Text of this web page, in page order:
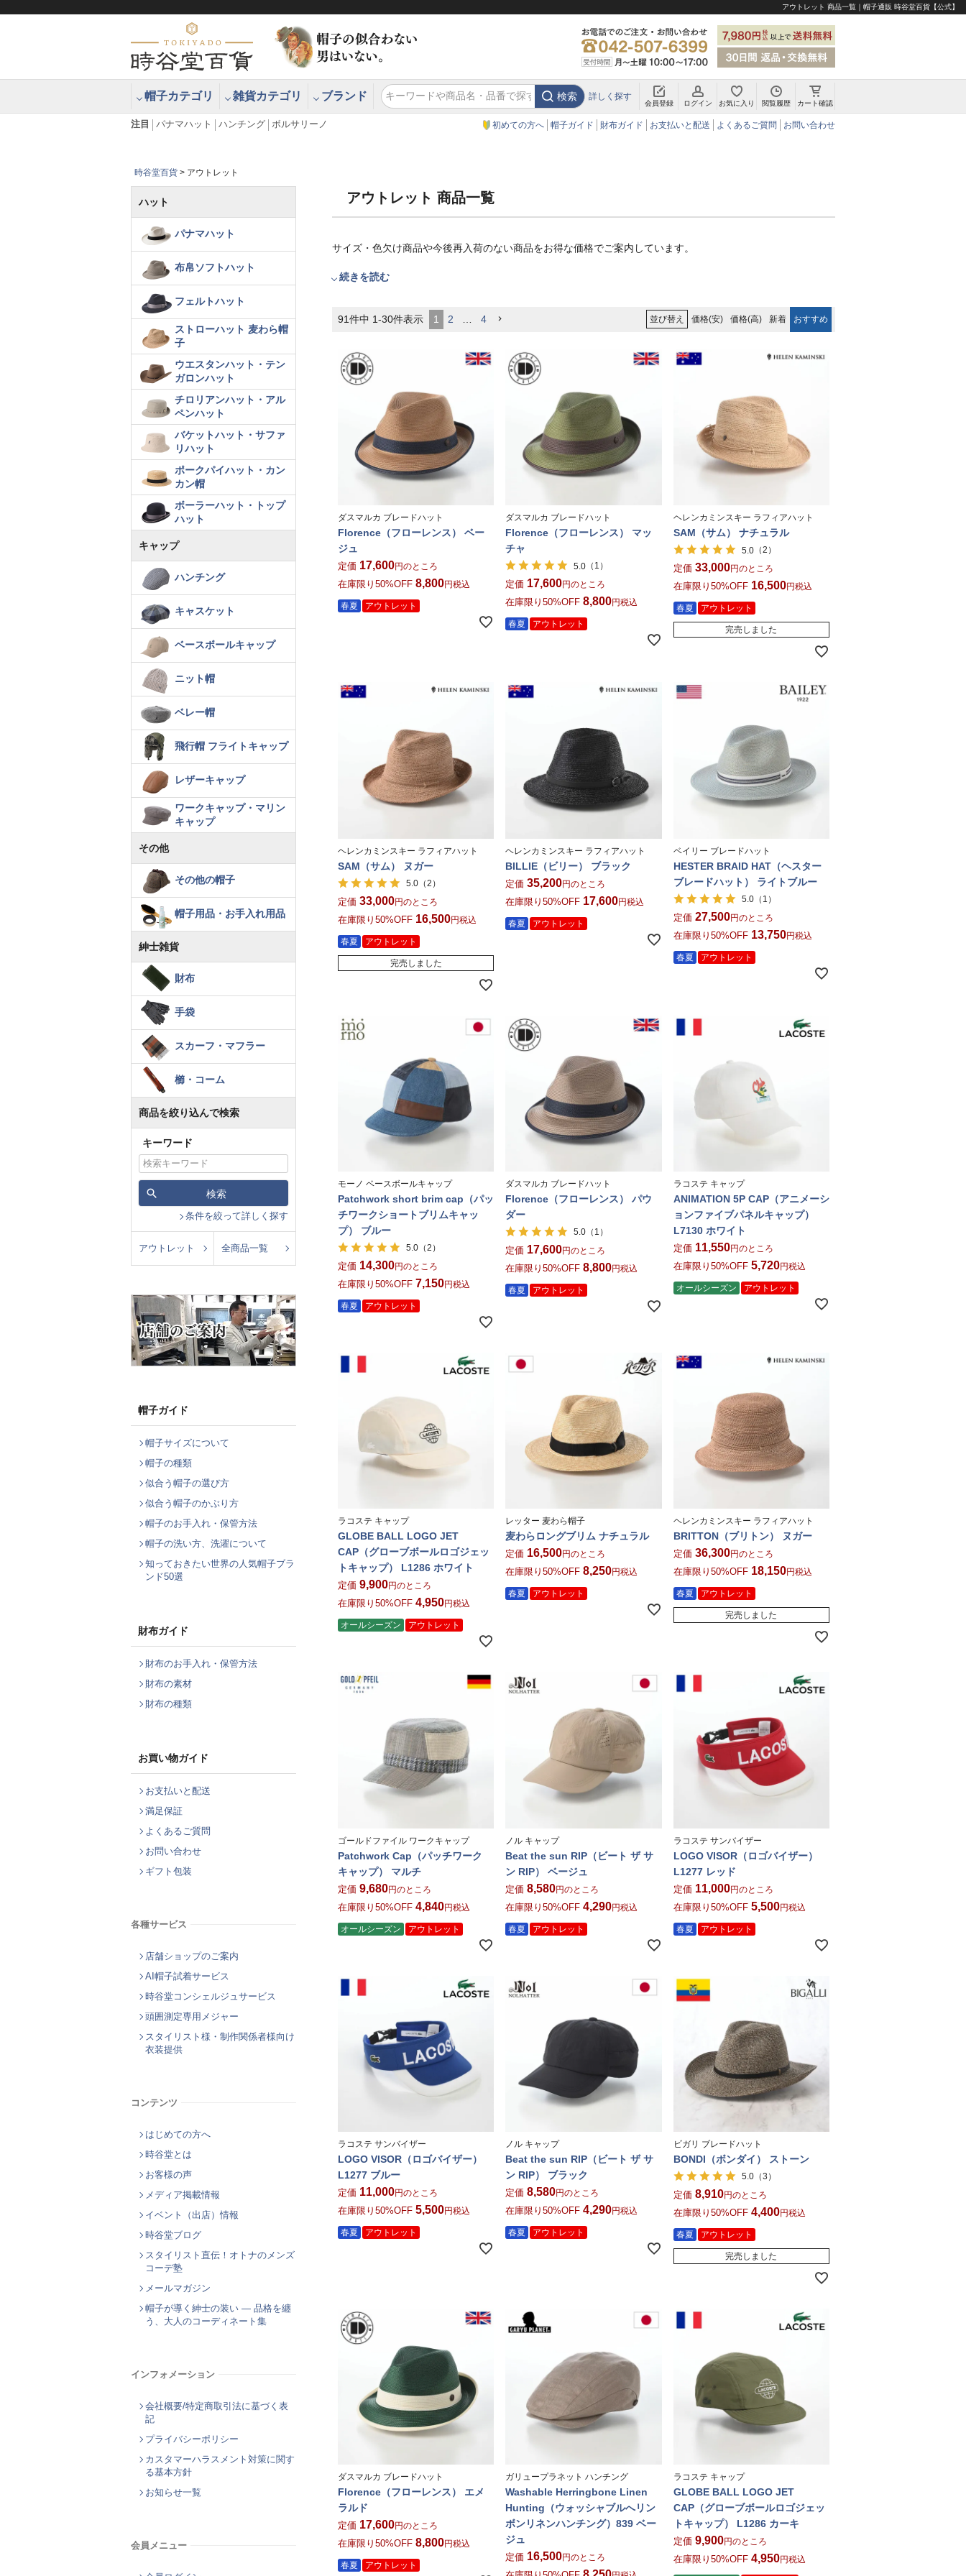
アウトレット 商品一覧｜帽子通販 時谷堂百貨【公式】
帽子カテゴリ 雑貨カテゴリ ブランド 検索 詳しく探す
会員登録 ログイン お気に入り 閲覧履歴 カート確認
注目 パナマハット ハンチング ボルサリーノ 初めての方へ 帽子ガイド 財布ガイド お支払いと配送 よくあるご質問 お問い合わせ
時谷堂百貨 アウトレット
アウトレット 商品一覧
サイズ・色欠け商品や今後再入荷のない商品をお得な価格でご案内しています。
続きを読む
並び替え 価格(安) 価格(高) 新着 おすすめ
91件中 1-30件表示 1 2 4
ダスマルカ ブレードハット
Florence（フローレンス） ベー
ジュ
定価 17,600 のところ
在庫限り50%OFF 8,800 税込
春夏 アウトレット
ダスマルカ ブレードハット
Florence（フローレンス） マッ
チャ
5.0 （1）
定価 17,600 のところ
在庫限り50%OFF 8,800 税込
春夏 アウトレット
ヘレンカミンスキー ラフィアハット
SAM（サム） ナチュラル
5.0（2）
定価 33,000 のところ
在庫限り50%OFF 16,500 税込
春夏 アウトレット
完売しました
ヘレンカミンスキー ラフィアハット
SAM（サム） ヌガー
5.0 （2）
定価 33,000 のところ
在庫限り50%OFF 16,500 税込
春夏 アウトレット
完売しました
ヘレンカミンスキー ラフィアハット
BILLIE（ビリー） ブラック
定価 35,200 のところ
在庫限り50%OFF 17,600 税込
春夏 アウトレット
ベイリー ブレードハット
HESTER BRAID HAT（ヘスター
ブレードハット） ライトブルー
5.0（1）
定価 27,500 のところ
在庫限り50%OFF 13,750 税込
春夏 アウトレット
モーノ ベースボールキャップ
Patchwork short brim cap（パッ
チワークショートブリムキャッ
プ） ブルー
5.0 （2）
定価 14,300 のところ
在庫限り50%OFF 7,150 税込
春夏 アウトレット
ダスマルカ ブレードハット
Florence（フローレンス） パウ
ダー
5.0 （1）
定価 17,600 のところ
在庫限り50%OFF 8,800 税込
春夏 アウトレット
ラコステ キャップ
ANIMATION 5P CAP（アニメーシ
ョンファイブパネルキャップ）
L7130 ホワイト
定価 11,550 のところ
在庫限り50%OFF 5,720 税込
オールシーズン アウトレット
ラコステ キャップ
GLOBE BALL LOGO JET
CAP（グローブボールロゴジェッ
トキャップ） L1286 ホワイト
定価 9,900 のところ
在庫限り50%OFF 4,950 税込
オールシーズン アウトレット
レッター 麦わら帽子
麦わらロングブリム ナチュラル
定価 16,500 のところ
在庫限り50%OFF 8,250 税込
春夏 アウトレット
ヘレンカミンスキー ラフィアハット
BRITTON（ブリトン） ヌガー
定価 36,300 のところ
在庫限り50%OFF 18,150 税込
春夏 アウトレット
完売しました
ゴールドファイル ワークキャップ
Patchwork Cap（パッチワーク
キャップ） マルチ
定価 9,680 のところ
在庫限り50%OFF 4,840 税込
オールシーズン アウトレット
ノル キャップ
Beat the sun RIP（ビート ザ サ
ン RIP） ベージュ
定価 8,580 のところ
在庫限り50%OFF 4,290 税込
春夏 アウトレット
ラコステ サンバイザー
LOGO VISOR（ロゴバイザー）
L1277 レッド
定価 11,000 のところ
在庫限り50%OFF 5,500 税込
春夏 アウトレット
ラコステ サンバイザー
LOGO VISOR（ロゴバイザー）
L1277 ブルー
定価 11,000 のところ
在庫限り50%OFF 5,500 税込
春夏 アウトレット
ノル キャップ
Beat the sun RIP（ビート ザ サ
ン RIP） ブラック
定価 8,580 のところ
在庫限り50%OFF 4,290 税込
春夏 アウトレット
ビガリ ブレードハット
BONDI（ボンダイ） ストーン
5.0（3）
定価 8,910 のところ
在庫限り50%OFF 4,400 税込
春夏 アウトレット
完売しました
ダスマルカ ブレードハット
Florence（フローレンス） エメ
ラルド
定価 17,600 のところ
在庫限り50%OFF 8,800 税込
春夏 アウトレット
ガリュープラネット ハンチング
Washable Herringbone Linen
Hunting（ウォッシャブルへリン
ボンリネンハンチング）839 ベー
ジュ
定価 16,500 のところ
ラコステ キャップ
GLOBE BALL LOGO JET
CAP（グローブボールロゴジェッ
トキャップ） L1286 カーキ
定価 9,900 のところ
在庫限り50%OFF 4,950 税込
ハット
パナマハット
布帛ソフトハット
フェルトハット
ストローハット 麦わら帽
子
ウエスタンハット・テン
ガロンハット
チロリアンハット・アル
ペンハット
バケットハット・サファ
リハット
ポークパイハット・カン
カン帽
ボーラーハット・トップ
ハット
キャップ
ハンチング
キャスケット
ベースボールキャップ
ニット帽
ベレー帽
飛行帽 フライトキャップ
レザーキャップ
ワークキャップ・マリン
キャップ
その他
その他の帽子
帽子用品・お手入れ用品
紳士雑貨
財布
手袋
スカーフ・マフラー
櫛・コーム
商品を絞り込んで検索
キーワード
検索
条件を絞って詳しく探す
アウトレット 全商品一覧
帽子ガイド
帽子サイズについて
帽子の種類
似合う帽子の選び方
似合う帽子のかぶり方
帽子のお手入れ・保管方法
帽子の洗い方、洗濯について
知っておきたい世界の人気帽子ブラ
ンド50選
財布ガイド
財布のお手入れ・保管方法
財布の素材
財布の種類
お買い物ガイド
お支払いと配送
満足保証
よくあるご質問
お問い合わせ
ギフト包装
各種サービス
店舗ショップのご案内
AI帽子試着サービス
時谷堂コンシェルジュサービス
頭囲測定専用メジャー
スタイリスト様・制作関係者様向け
衣装提供
コンテンツ
はじめての方へ
時谷堂とは
お客様の声
メディア掲載情報
イベント（出店）情報
時谷堂ブログ
スタイリスト直伝！オトナのメンズ
コーデ塾
メールマガジン
帽子が導く紳士の装い ― 品格を纏
う、大人のコーディネート集
インフォメーション
会社概要/特定商取引法に基づく表
記
プライバシーポリシー
カスタマーハラスメント対策に関す
る基本方針
お知らせ一覧
会員メニュー